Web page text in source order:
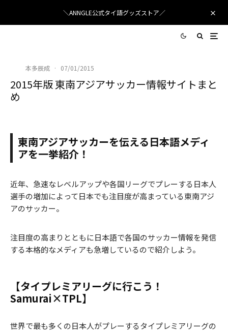
＼ANNGLE公式タイ語グッズストア／
本多辰成 · 07/01/2015
2015年版 東南アジアサッカー情報サイトまと
め
東南アジアサッカーを伝える日本語メディ
アを一挙紹介！
近年、急速なレベルアップや各国リーグでプレーする日本人
選手の増加によって日本でも注目度が高まっている東南アジ
アのサッカー。
注目度の高まりとともに日本語で各国のサッカー情報を発信
する本格的なメディアも急増しているので紹介しよう。
【タイプレミアリーグに行こう！
Samurai×TPL】
世界で最も多くの日本人がプレーするタイプレミアリーグの